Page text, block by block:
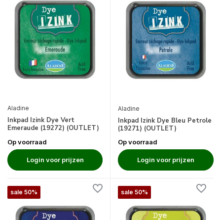
Aladine
Inkpad Izink Dye Vert
Emeraude (19272) (OUTLET)
Op voorraad
Login voor prijzen
Aladine
Inkpad Izink Dye Bleu Petrole
(19271) (OUTLET)
Op voorraad
Login voor prijzen
sale 50% sale 50%